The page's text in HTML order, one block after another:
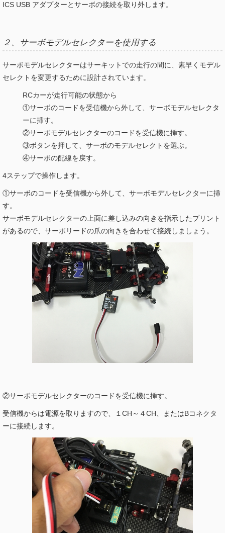
ICS USB アダプターとサーボの接続を取り外します。
２、サーボモデルセレクターを使用する
サーボモデルセレクターはサーキットでの走行の間に、素早くモデル
セレクトを変更するために設計されています。
RCカーが走行可能の状態から
①サーボのコードを受信機から外して、サーボモデルセレクタ
ーに挿す。
②サーボモデルセレクターのコードを受信機に挿す。
③ボタンを押して、サーボのモデルセレクトを選ぶ。
④サーボの配線を戻す。
4ステップで操作します。
①サーボのコードを受信機から外して、サーボモデルセレクターに挿
す。
サーボモデルセレクターの上面に差し込みの向きを指示したプリント
があるので、サーボリードの爪の向きを合わせて接続しましょう。
②サーボモデルセレクターのコードを受信機に挿す。
受信機からは電源を取りますので、１CH～４CH、またはBコネクタ
ーに接続します。